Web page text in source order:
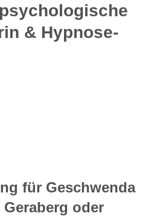
& Hypnose-
für Geschwenda
oder